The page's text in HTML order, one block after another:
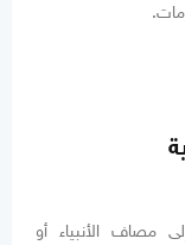
مصاف الأنبياء أو